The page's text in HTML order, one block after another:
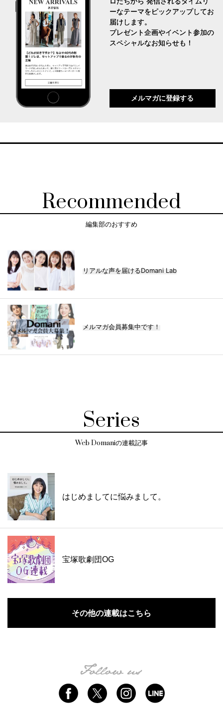
ーなテーマをピックアップしてお
届けします。
プレゼント企画やイベント参加の
スペシャルなお知らせも！
メルマガに登録する
Recommended
編集部のおすすめ
リアルな声を届けるDomani Lab
メルマガ会員募集中です！
Series
Web Domaniの連載記事
はじめましてに悩みまして。
宝塚歌劇団OG
その他の連載はこちら